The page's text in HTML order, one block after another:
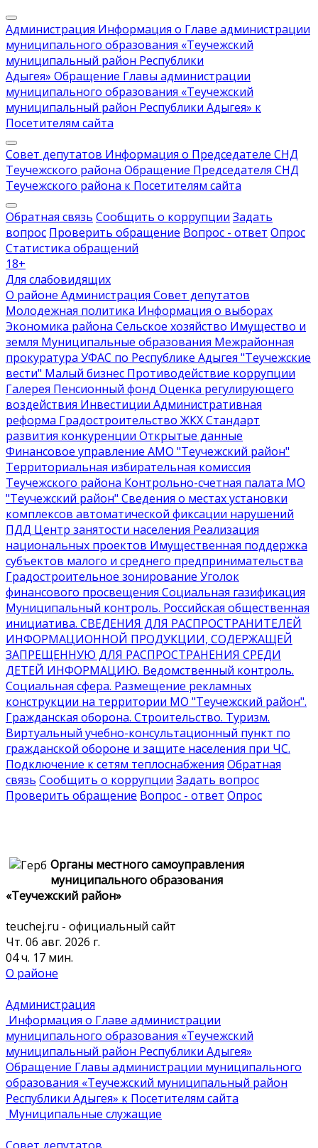
Администрация Информация о Главе администрации
муниципального образования «Теучежский
муниципальный район Республики
Адыгея» Обращение Главы администрации
муниципального образования «Теучежский
муниципальный район Республики Адыгея» к
Посетителям сайта
Совет депутатов Информация о Председателе СНД
Теучежского района Обращение Председателя СНД
Теучежского района к Посетителям сайта
Обратная связь Сообщить о коррупции Задать
вопрос Проверить обращение Вопрос - ответ Опрос
Статистика обращений
18+
Для слабовидящих
О районе Администрация Совет депутатов
Молодежная политика Информация о выборах
Экономика района Сельское хозяйство Имущество и
земля Муниципальные образования Межрайонная
прокуратура УФАС по Республике Адыгея "Теучежские
вести" Малый бизнес Противодействие коррупции
Галерея Пенсионный фонд Оценка регулирующего
воздействия Инвестиции Административная
реформа Градостроительство ЖКХСтандарт
развития конкуренции Открытые данные
Финансовое управление АМО "Теучежский район"
Территориальная избирательная комиссия
Теучежского района Контрольно-счетная палата МО
"Теучежский район" Сведения о местах установки
комплексов автоматической фиксации нарушений
ПДД Центр занятости населения Реализация
национальных проектов Имущественная поддержка
субъектов малого и среднего предпринимательства
Градостроительное зонирование Уголок
финансового просвещения Социальная газификация
Муниципальный контроль. Российская общественная
инициатива. СВЕДЕНИЯ ДЛЯ РАСПРОСТРАНИТЕЛЕЙ
ИНФОРМАЦИОННОЙ ПРОДУКЦИИ, СОДЕРЖАЩЕЙ
ЗАПРЕЩЕННУЮ ДЛЯ РАСПРОСТРАНЕНИЯ СРЕДИ
ДЕТЕЙ ИНФОРМАЦИЮ. Ведомственный контроль.
Социальная сфера. Размещение рекламных
конструкции на территории МО "Теучежский район".
Гражданская оборона. Строительство. Туризм.
Виртуальный учебно-консультационный пункт по
гражданской обороне и защите населения при ЧС.
Подключение к сетям теплоснабжения Обратная
связь Сообщить о коррупции Задать вопрос
Проверить обращение Вопрос - ответ Опрос
Органы местного самоуправления
муниципального образования
«Теучежский район»
teuchej.ru - официальный сайт
Чт. 06 авг. 2026 г.
04 ч. 17 мин.
О районе
Администрация
Информация о Главе администрации
муниципального образования «Теучежский
муниципальный район Республики Адыгея»
Обращение Главы администрации муниципального
образования «Теучежский муниципальный район
Республики Адыгея» к Посетителям сайта
Муниципальные служащие